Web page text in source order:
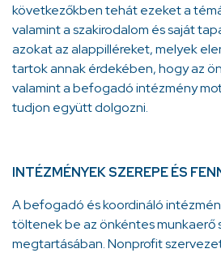
következőkben tehát ezeket a
valamint a szakirodalom és saját
azokat az alappilléreket, melyek
tartok annak érdekében, hogy az
valamint a befogadó intézmény
tudjon együtt dolgozni.
INTÉZMÉNYEK SZEREPE ÉS
A befogadó és koordináló
töltenek be az önkéntes munkaerő
megtartásában. Nonprofit